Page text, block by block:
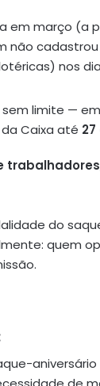
em março (a
nos
limite — em
Caixa até
trabalhadores
do
quem